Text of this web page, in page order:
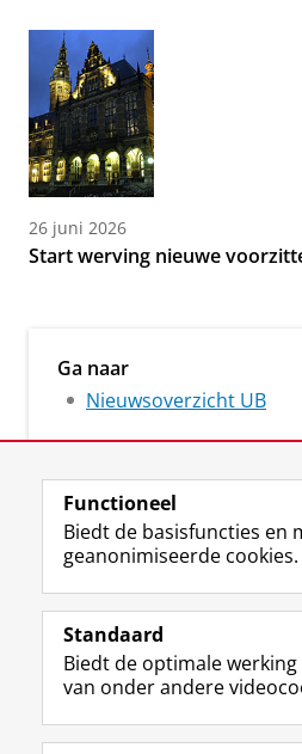
26 juni 2026
Start werving nieuwe
Ga naar
Nieuwsoverzicht UB
Volg ons op
De UB voor medewerkers
Functioneel
Biedt de basisfuncties en
geanonimiseerde cookies.
Standaard
Biedt de optimale
van onder andere